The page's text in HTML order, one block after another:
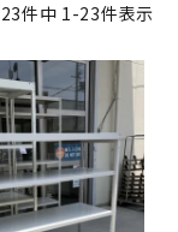
23件中 1-23件表示